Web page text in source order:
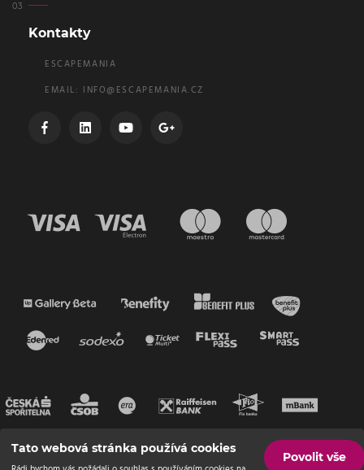
Kontakty
ESCAPEMANIA
EMAIL: INFO@ESCAPEMANIA.CZ
Tato webová stránka používá cookies
Povolit vše